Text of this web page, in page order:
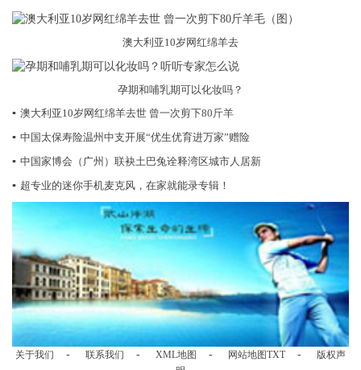
澳大利亚10岁网红绵羊去
孕期和哺乳期可以化妆吗？
▪ 澳大利亚10岁网红绵羊去世 曾一次剪下80斤羊
▪ 中国太保寿险温州中支开展“优生优育进万家”赠险
▪ 中国家博会（广州）联袂土巴兔诠释湾区城市人居新
▪ 超专业的迷你手机麦克风，在家就能录专辑！
关于我们 - 联系我们 - XML地图 - 网站地图TXT -
版权声